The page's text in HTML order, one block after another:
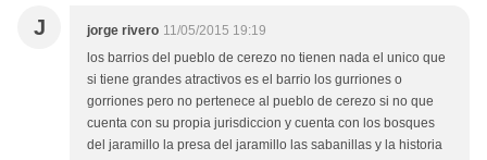
J jorge rivero 11/05/2015 19:19
los barrios del pueblo de cerezo no tienen nada el unico que
si tiene grandes atractivos es el barrio los gurriones o
gorriones pero no pertenece al pueblo de cerezo si no que
cuenta con su propia jurisdiccion y cuenta con los bosques
del jaramillo la presa del jaramillo las sabanillas y la historia